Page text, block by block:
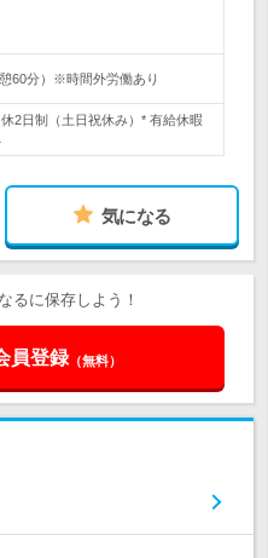
60分）※時間外労働あり
2日制（土日祝休み）* 有給休暇
気になる
るに保存しよう！
員登録（無料）